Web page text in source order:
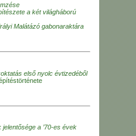
a két világháború
Malátázó gabonaraktára
első nyolc évtizedéből
a ’70-es évek